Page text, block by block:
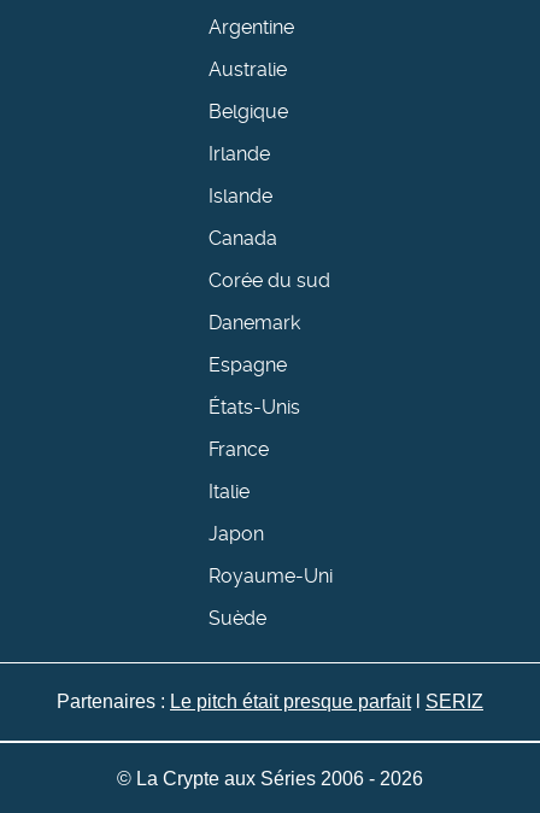
Argentine
Australie
Belgique
Irlande
Islande
Canada
Corée du sud
Danemark
Espagne
États-Unis
France
Italie
Japon
Royaume-Uni
Suède
Partenaires : Le pitch était presque parfaitl SERIZ
© La Crypte aux Séries 2006 - 2026